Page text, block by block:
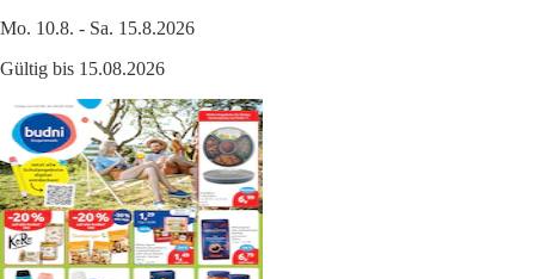
Mo. 10.8. - Sa. 15.8.2026
Gültig bis 15.08.2026